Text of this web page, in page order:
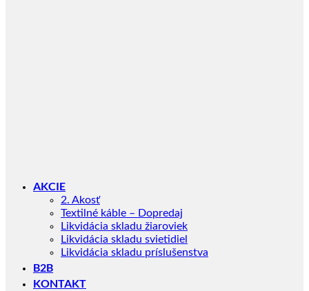
AKCIE
2. Akosť
Textilné káble – Dopredaj
Likvidácia skladu žiaroviek
Likvidácia skladu svietidiel
Likvidácia skladu príslušenstva
B2B
KONTAKT